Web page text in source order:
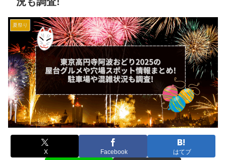
夏祭り
X Facebook はてブ